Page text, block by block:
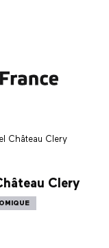
Château Clery
Clery